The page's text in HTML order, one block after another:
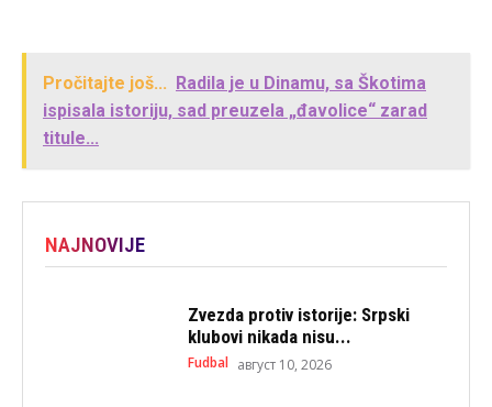
Pročitajte još... Radila je u Dinamu, sa Škotima
ispisala istoriju, sad preuzela „đavolice“ zarad
titule...
NAJNOVIJE
Zvezda protiv istorije: Srpski
klubovi nikada nisu...
Fudbal август 10, 2026